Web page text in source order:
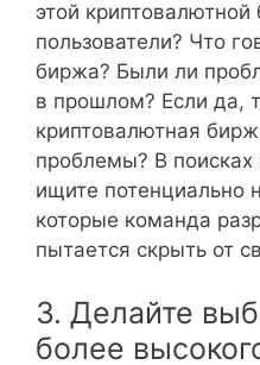
этой
пользователи? Что
биржа? Были ли
в прошлом? Если да,
криптовалютная
проблемы? В
ищите потенциально
которые команда
пытается скрыть от
3. Делайте
более